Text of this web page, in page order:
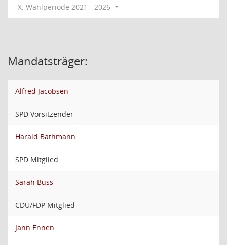
X. Wahlperiode 2021 - 2026
Mandatsträger:
Alfred Jacobsen
SPD Vorsitzender
Harald Bathmann
SPD Mitglied
Sarah Buss
CDU/FDP Mitglied
Jann Ennen